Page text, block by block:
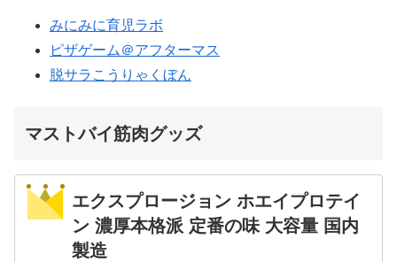
みにみに育児ラボ
ピザゲーム＠アフターマス
脱サラこうりゃくぼん
マストバイ筋肉グッズ
エクスプロージョン ホエイプロテイ
ン 濃厚本格派 定番の味 大容量 国内
製造